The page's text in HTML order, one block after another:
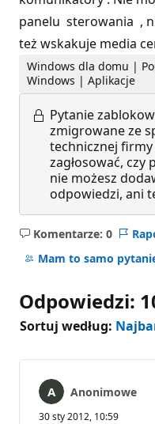
panelu sterowania ,
też wskakuje media
Windows dla domu |
Windows | Aplikacje
Pytanie
zmigrowane ze
technicznej
zagłosować, czy
nie możesz
odpowiedzi, ani
Komentarze: 0
Brak
komentarzy
Mam to samo
Odpowiedzi:
Sortuj według:
Anonimowe
30 sty 2012, 10:59